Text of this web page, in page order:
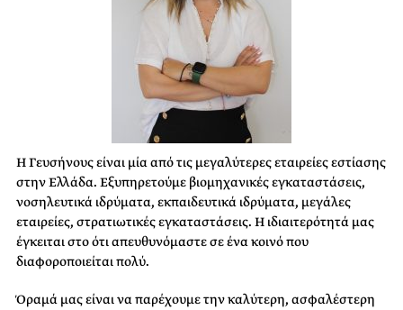
Η Γευσήνους είναι μία από τις μεγαλύτερες εταιρείες εστίασης
στην Ελλάδα. Εξυπηρετούμε βιομηχανικές εγκαταστάσεις,
νοσηλευτικά ιδρύματα, εκπαιδευτικά ιδρύματα, μεγάλες
εταιρείες, στρατιωτικές εγκαταστάσεις. Η ιδιαιτερότητά μας
έγκειται στο ότι απευθυνόμαστε σε ένα κοινό που
διαφοροποιείται πολύ.
Όραμά μας είναι να παρέχουμε την καλύτερη, ασφαλέστερη